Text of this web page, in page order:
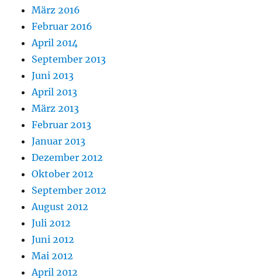
März 2016
Februar 2016
April 2014
September 2013
Juni 2013
April 2013
März 2013
Februar 2013
Januar 2013
Dezember 2012
Oktober 2012
September 2012
August 2012
Juli 2012
Juni 2012
Mai 2012
April 2012